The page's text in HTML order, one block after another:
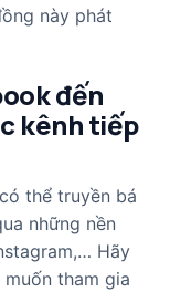
này phát
đến
kênh tiếp
thể truyền bá
những nền
Hãy
tham gia